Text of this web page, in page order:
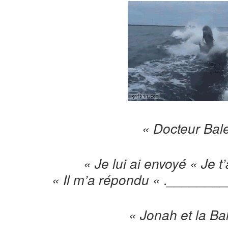
« Docteur
« Je lui ai envoyé « Je
« Il m’a répondu «
« Jonah et la